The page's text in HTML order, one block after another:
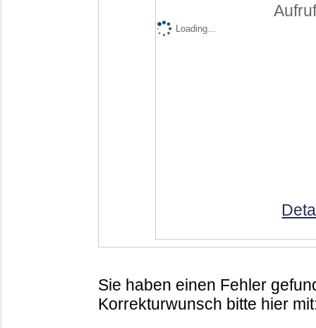
Loading...
Sie haben einen Fehler
Korrekturwunsch bitte hier